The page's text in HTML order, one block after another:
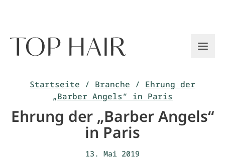
Startseite / Branche / Ehrung der
„Barber Angels“ in Paris
Ehrung der „Barber Angels“
in Paris
13. Mai 2019